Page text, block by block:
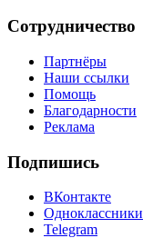
Сотрудничество
Партнёры
Наши ссылки
Помощь
Благодарности
Реклама
Подпишись
ВКонтакте
Одноклассники
Telegram